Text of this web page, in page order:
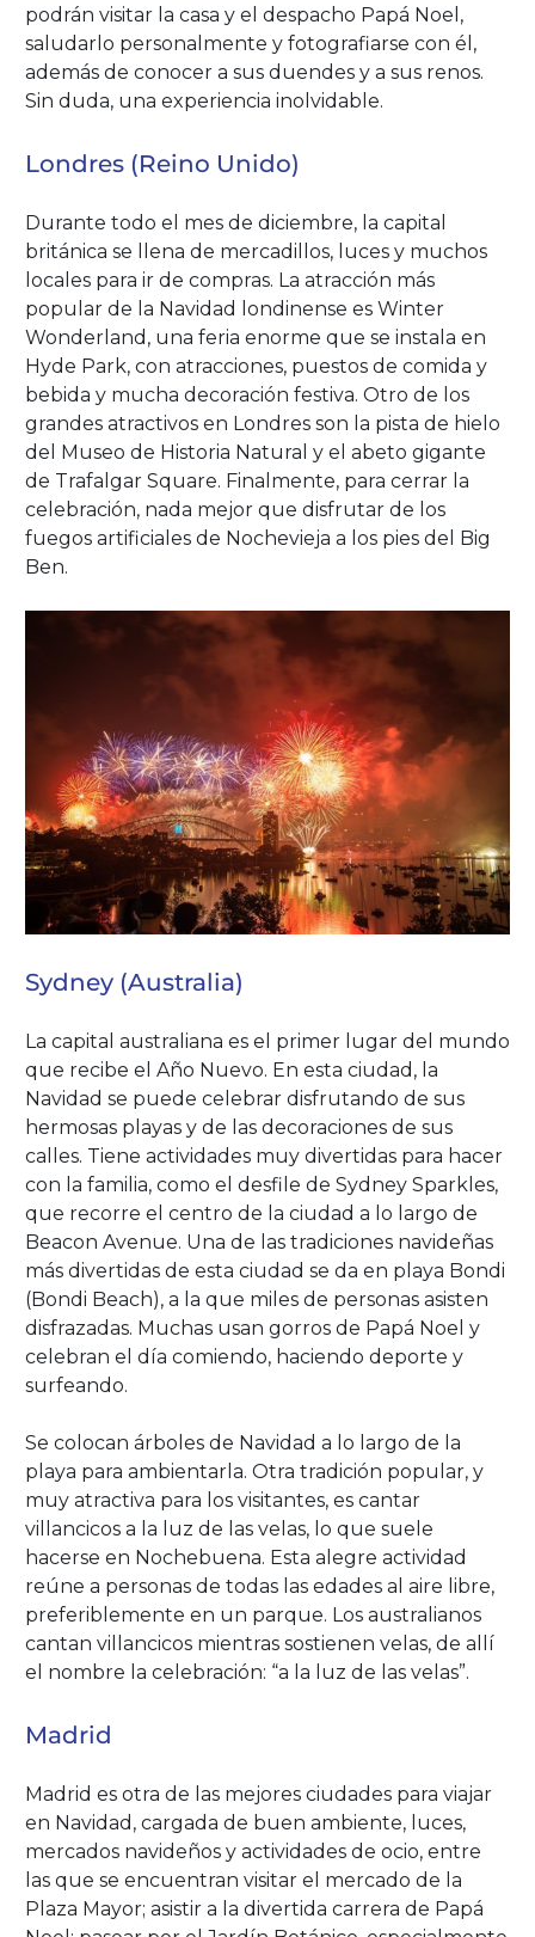
podrán visitar la casa y el despacho Papá Noel,
saludarlo personalmente y fotografiarse con él,
además de conocer a sus duendes y a sus renos.
Sin duda, una experiencia inolvidable.
Londres (Reino Unido)
Durante todo el mes de diciembre, la capital
británica se llena de mercadillos, luces y muchos
locales para ir de compras. La atracción más
popular de la Navidad londinense es Winter
Wonderland, una feria enorme que se instala en
Hyde Park, con atracciones, puestos de comida y
bebida y mucha decoración festiva. Otro de los
grandes atractivos en Londres son la pista de hielo
del Museo de Historia Natural y el abeto gigante
de Trafalgar Square. Finalmente, para cerrar la
celebración, nada mejor que disfrutar de los
fuegos artificiales de Nochevieja a los pies del Big
Ben.
Sydney (Australia)
La capital australiana es el primer lugar del mundo
que recibe el Año Nuevo. En esta ciudad, la
Navidad se puede celebrar disfrutando de sus
hermosas playas y de las decoraciones de sus
calles. Tiene actividades muy divertidas para hacer
con la familia, como el desfile de Sydney Sparkles,
que recorre el centro de la ciudad a lo largo de
Beacon Avenue. Una de las tradiciones navideñas
más divertidas de esta ciudad se da en playa Bondi
(Bondi Beach), a la que miles de personas asisten
disfrazadas. Muchas usan gorros de Papá Noel y
celebran el día comiendo, haciendo deporte y
surfeando.
Se colocan árboles de Navidad a lo largo de la
playa para ambientarla. Otra tradición popular, y
muy atractiva para los visitantes, es cantar
villancicos a la luz de las velas, lo que suele
hacerse en Nochebuena. Esta alegre actividad
reúne a personas de todas las edades al aire libre,
preferiblemente en un parque. Los australianos
cantan villancicos mientras sostienen velas, de allí
el nombre la celebración: “a la luz de las velas”.
Madrid
Madrid es otra de las mejores ciudades para viajar
en Navidad, cargada de buen ambiente, luces,
mercados navideños y actividades de ocio, entre
las que se encuentran visitar el mercado de la
Plaza Mayor; asistir a la divertida carrera de Papá